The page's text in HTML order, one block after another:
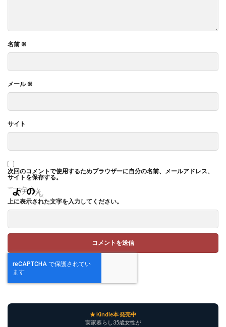
名前 ※
メール※
サイト
次回のコメントで使用するためブラウザーに自分の名前、メールアドレス、
サイトを保存する。
上に表示された文字を入力してください。
★ Kindle本 発売中
実家暮らし35歳女性が